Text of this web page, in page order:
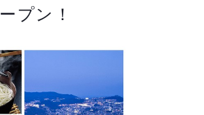
プン！